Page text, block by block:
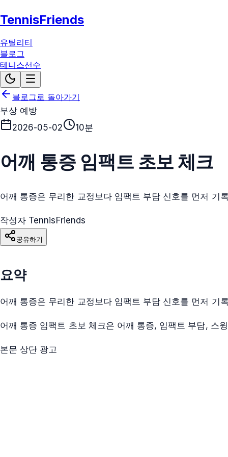
TennisFriends
유틸리티
블로그
테니스선수
블로그로 돌아가기
부상 예방
2026-05-02
10분
어깨 통증 임팩트 초보 체크
어깨 통증은 무리한 교정보다 임팩트 부담 신호를 먼저 기
작성자 TennisFriends
공유하기
요약
어깨 통증은 무리한 교정보다 임팩트 부담 신호를 먼저 기
어깨 통증 임팩트 초보 체크은 어깨 통증, 임팩트 부담, 스
본문 상단 광고